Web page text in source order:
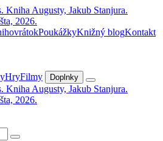
PoukážkyKnižný blogKontakt
HryFilmy Doplnky